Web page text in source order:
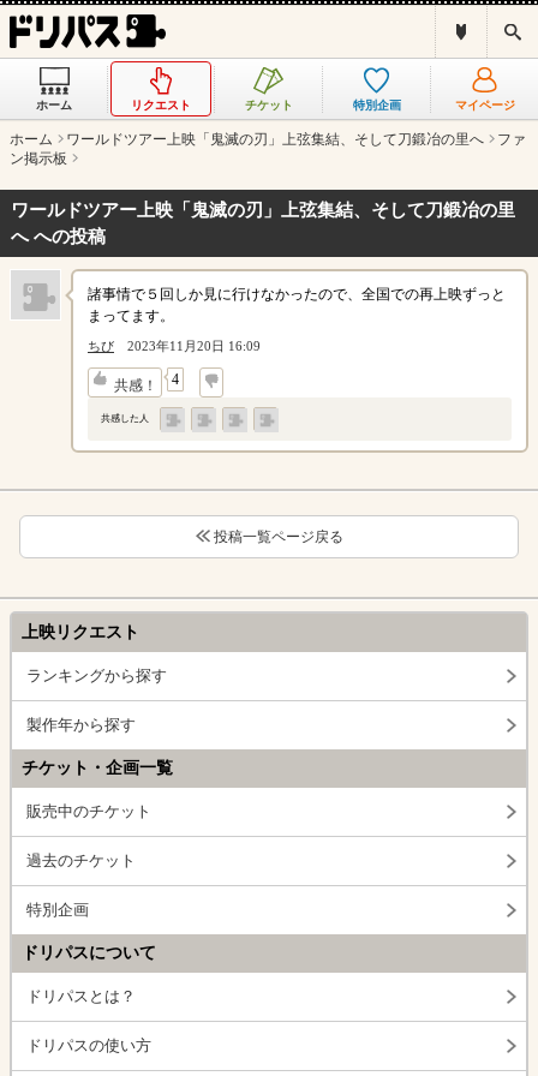
ス
は
？
ホーム リクエスト チケット 特別企画 マイページ
ホーム ワールドツアー上映「鬼滅の刃」上弦集結、そして刀鍛冶の里へ
ファ
ン掲示板
ワールドツアー上映「鬼滅の刃」上弦集結、そして刀鍛冶の里
へ への投稿
諸事情で５回しか見に行けなかったので、全国での再上映ずっと
まってます。
ちび 2023年11月20日 16:09
共感！ 4
↓
共感した人
投稿一覧ページ戻る
上映リクエスト
ランキングから探す
製作年から探す
チケット・企画一覧
販売中のチケット
過去のチケット
特別企画
ドリパスについて
ドリパスとは？
ドリパスの使い方